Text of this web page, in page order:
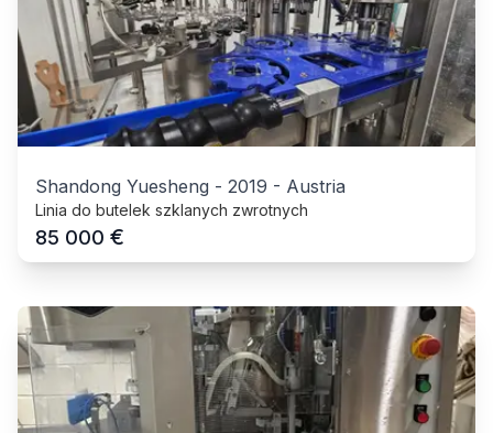
Shandong Yuesheng - 2019 - Austria
Linia do butelek szklanych zwrotnych
85 000 €